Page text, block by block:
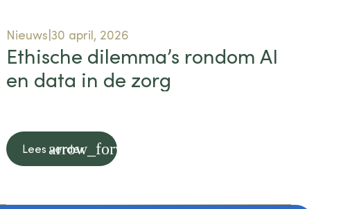
Nieuws 30 april, 2026
Ethische dilemma’s rondom AI
en data in de zorg
Lees verder
arrow_forward